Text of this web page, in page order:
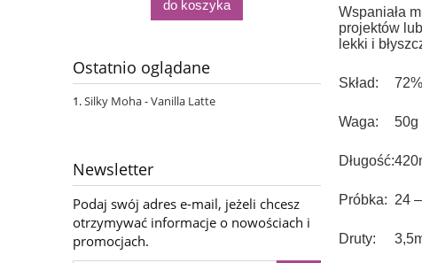
do koszyka
Ostatnio oglądane
Silky Moha - Vanilla Latte
Newsletter
Podaj swój adres e-mail, jeżeli chcesz
otrzymywać informacje o nowościach i
promocjach.
Wspaniała
projektów
lekki i
Skład:
Waga: 50g
Długość:
Próbka: 24
Druty: